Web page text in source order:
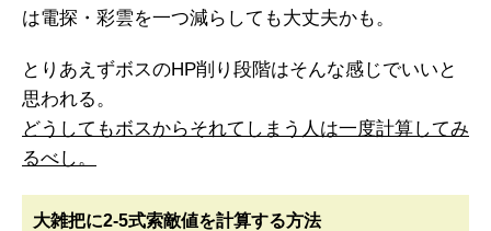
は電探・彩雲を一つ減らしても大丈夫かも。
とりあえずボスのHP削り段階はそんな感じでいいと
思われる。
どうしてもボスからそれてしまう人は一度計算してみ
るべし。
大雑把に2-5式索敵値を計算する方法